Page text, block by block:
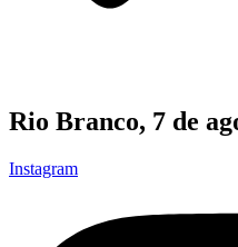
Rio Branco, 7 de
Instagram